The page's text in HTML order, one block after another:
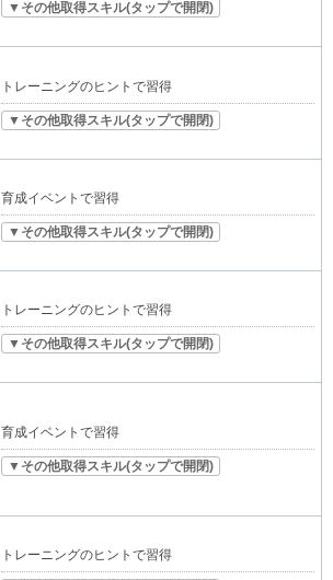
▼その他取得スキル(タップで開閉)
トレーニングのヒントで習得
▼その他取得スキル(タップで開閉)
育成イベントで習得
▼その他取得スキル(タップで開閉)
トレーニングのヒントで習得
▼その他取得スキル(タップで開閉)
育成イベントで習得
▼その他取得スキル(タップで開閉)
トレーニングのヒントで習得